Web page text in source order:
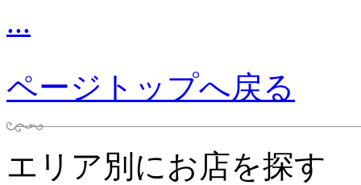
...
ページトップへ戻る
エリア別にお店を探す